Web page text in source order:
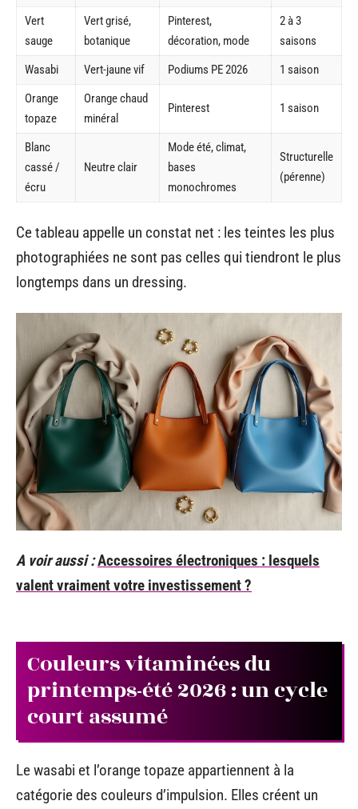
Vert
sauge
Vert grisé,
botanique
Pinterest,
décoration, mode
2 à 3
saisons
Wasabi
Vert-jaune vif Podiums PE 2026
1 saison
Orange
topaze
Orange chaud
minéral
Pinterest 1 saison
Blanc
cassé /
écru
Neutre clair
Mode été, climat,
bases
monochromes
Structurelle
(pérenne)
Ce tableau appelle un constat net : les teintes les plus
photographiées ne sont pas celles qui tiendront le plus
longtemps dans un dressing.
A voir aussi :Accessoires électroniques : lesquels
valent vraiment votre investissement ?
Couleurs vitaminées du
printemps-été 2026 : un cycle
court assumé
Le wasabi et l’orange topaze appartiennent à la
catégorie des couleurs d’impulsion. Elles créent un